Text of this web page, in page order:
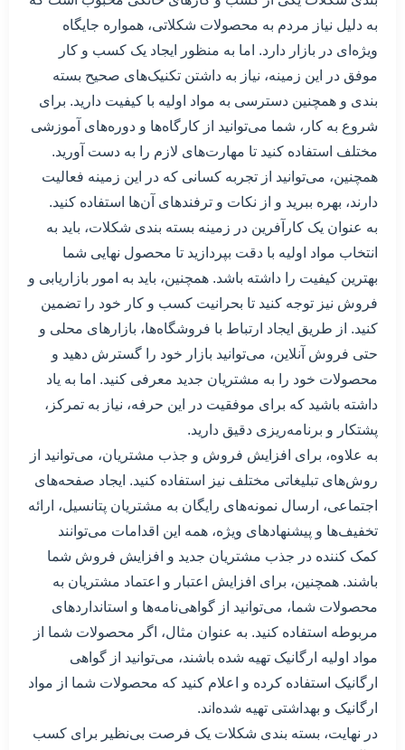
به دلیل نیاز مردم به محصولات شکلاتی، همواره جایگاه
ویژه‌ای در بازار دارد. اما به منظور ایجاد یک کسب و کار
موفق در این زمینه، نیاز به داشتن تکنیک‌های صحیح بسته
بندی و همچنین دسترسی به مواد اولیه با کیفیت دارید. برای
شروع به کار، شما می‌توانید از کارگاه‌ها و دوره‌های آموزشی
مختلف استفاده کنید تا مهارت‌های لازم را به دست آورید.
همچنین، می‌توانید از تجربه کسانی که در این زمینه فعالیت
دارند، بهره ببرید و از نکات و ترفندهای آن‌ها استفاده کنید.
به عنوان یک کارآفرین در زمینه بسته بندی شکلات، باید به
انتخاب مواد اولیه با دقت بپردازید تا محصول نهایی شما
بهترین کیفیت را داشته باشد. همچنین، باید به امور بازاریابی و
فروش نیز توجه کنید تا بحرانیت کسب و کار خود را تضمین
کنید. از طریق ایجاد ارتباط با فروشگاه‌ها، بازارهای محلی و
حتی فروش آنلاین، می‌توانید بازار خود را گسترش دهید و
محصولات خود را به مشتریان جدید معرفی کنید. اما به یاد
داشته باشید که برای موفقیت در این حرفه، نیاز به تمرکز،
پشتکار و برنامه‌ریزی دقیق دارید.
به علاوه، برای افزایش فروش و جذب مشتریان، می‌توانید از
روش‌های تبلیغاتی مختلف نیز استفاده کنید. ایجاد صفحه‌های
اجتماعی، ارسال نمونه‌های رایگان به مشتریان پتانسیل، ارائه
تخفیف‌ها و پیشنهادهای ویژه، همه این اقدامات می‌توانند
کمک کننده در جذب مشتریان جدید و افزایش فروش شما
باشند. همچنین، برای افزایش اعتبار و اعتماد مشتریان به
محصولات شما، می‌توانید از گواهی‌نامه‌ها و استانداردهای
مربوطه استفاده کنید. به عنوان مثال، اگر محصولات شما از
مواد اولیه ارگانیک تهیه شده باشند، می‌توانید از گواهی
ارگانیک استفاده کرده و اعلام کنید که محصولات شما از مواد
ارگانیک و بهداشتی تهیه شده‌اند.
در نهایت، بسته بندی شکلات یک فرصت بی‌نظیر برای کسب